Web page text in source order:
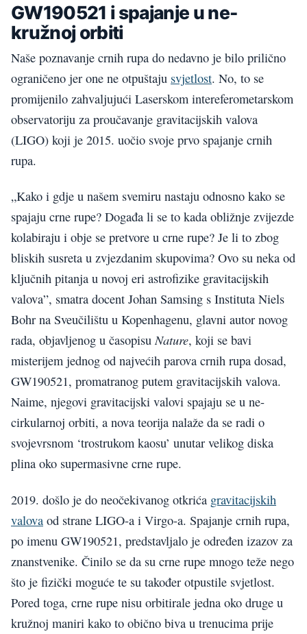
GW190521 i spajanje u ne-
kružnoj orbiti
Naše poznavanje crnih rupa do nedavno je bilo prilično
ograničeno jer one ne otpuštaju svjetlost. No, to se
promijenilo zahvaljujući Laserskom intereferometarskom
observatoriju za proučavanje gravitacijskih valova
(LIGO) koji je 2015. uočio svoje prvo spajanje crnih
rupa.
„Kako i gdje u našem svemiru nastaju odnosno kako se
spajaju crne rupe? Događa li se to kada obližnje zvijezde
kolabiraju i obje se pretvore u crne rupe? Je li to zbog
bliskih susreta u zvjezdanim skupovima? Ovo su neka od
ključnih pitanja u novoj eri astrofizike gravitacijskih
valova”, smatra docent Johan Samsing s Instituta Niels
Bohr na Sveučilištu u Kopenhagenu, glavni autor novog
rada, objavljenog u časopisuNature, koji se bavi
misterijem jednog od najvećih parova crnih rupa dosad,
GW190521, promatranog putem gravitacijskih valova.
Naime, njegovi gravitacijski valovi spajaju se u ne-
cirkularnoj orbiti, a nova teorija nalaže da se radi o
svojevrsnom ‘trostrukom kaosu’ unutar velikog diska
plina oko supermasivne crne rupe.
2019. došlo je do neočekivanog otkrića gravitacijskih
valova od strane LIGO-a i Virgo-a. Spajanje crnih rupa,
po imenu GW190521, predstavljalo je određen izazov za
znanstvenike. Činilo se da su crne rupe mnogo teže nego
što je fizički moguće te su također otpustile svjetlost.
Pored toga, crne rupe nisu orbitirale jedna oko druge u
kružnoj maniri kako to obično biva u trenucima prije